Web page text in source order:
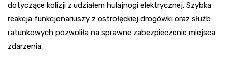
dotyczące kolizji z udziałem hulajnogi elektrycznej. Szybka
reakcja funkcjonariuszy z ostrołęckiej drogówki oraz służb
ratunkowych pozwoliła na sprawne zabezpieczenie miejsca
zdarzenia.